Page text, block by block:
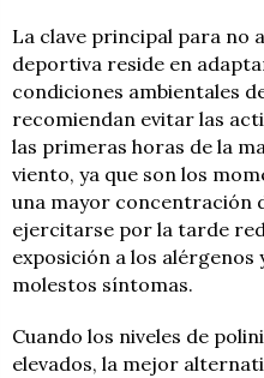
La clave principal para no
deportiva reside en
condiciones ambientales
recomiendan evitar las
las primeras horas de la
viento, ya que son los
una mayor concentración
ejercitarse por la tarde
exposición a los
molestos síntomas.
Cuando los niveles de
elevados, la mejor